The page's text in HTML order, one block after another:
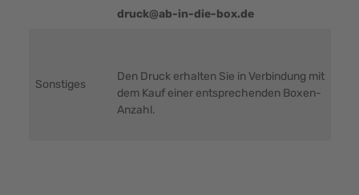
druck@ab-in-die-box.de
Sonstiges
Den Druck erhalten Sie in Verbindung mit
dem Kauf einer entsprechenden Boxen-
Anzahl.